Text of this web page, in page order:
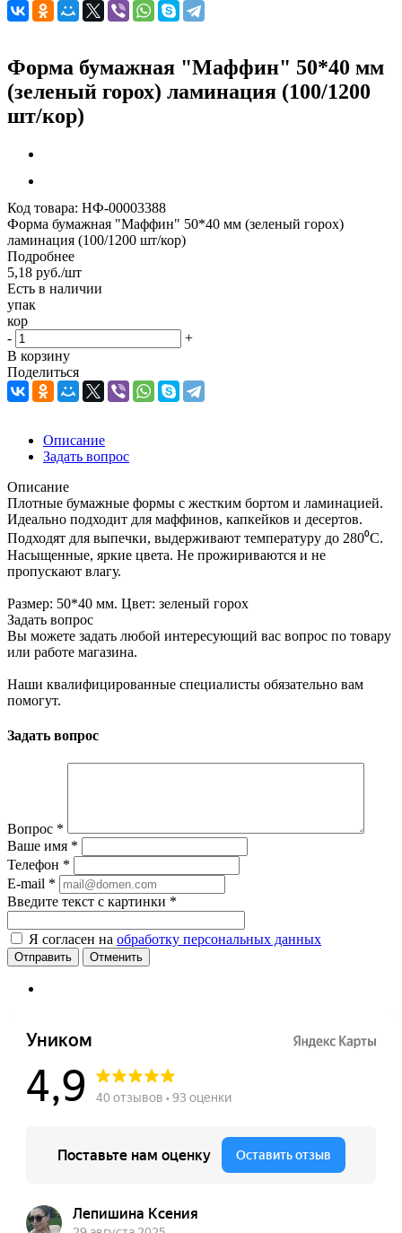
Форма бумажная "Маффин" 50*40 мм
(зеленый горох) ламинация (100/1200
шт/кор)
Код товара: НФ-00003388
Форма бумажная "Маффин" 50*40 мм (зеленый горох)
ламинация (100/1200 шт/кор)
Подробнее
5,18 руб./шт
Есть в наличии
упак
кор
-
+
В корзину
Поделиться
Описание
Задать вопрос
Описание
Плотные бумажные формы с жестким бортом и ламинацией.
Идеально подходит для маффинов, капкейков и десертов.
Подходят для выпечки, выдерживают температуру до 280⁰С.
Насыщенные, яркие цвета. Не прожириваются и не
пропускают влагу.
Размер: 50*40 мм. Цвет: зеленый горох
Задать вопрос
Вы можете задать любой интересующий вас вопрос по товару
или работе магазина.
Наши квалифицированные специалисты обязательно вам
помогут.
Задать вопрос
Вопрос *
Ваше имя *
Телефон *
E-mail *
Введите текст с картинки *
Я согласен на обработку персональных данных
Отменить